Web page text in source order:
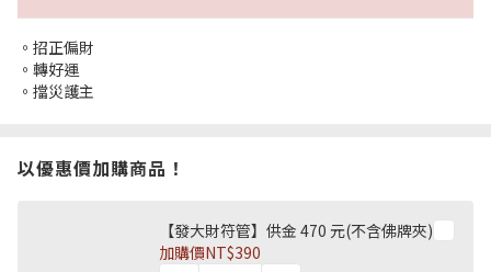
。招正偏財
。轉好運
。擋災護主
以優惠價加購商品！
【發大財符管】供金 470 元(不含佛牌夾)
加購價NT$390